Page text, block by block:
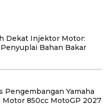
Dekat Injektor Motor:
Bahan Bakar
Pengembangan Yamaha
Motor 850cc MotoGP 2027